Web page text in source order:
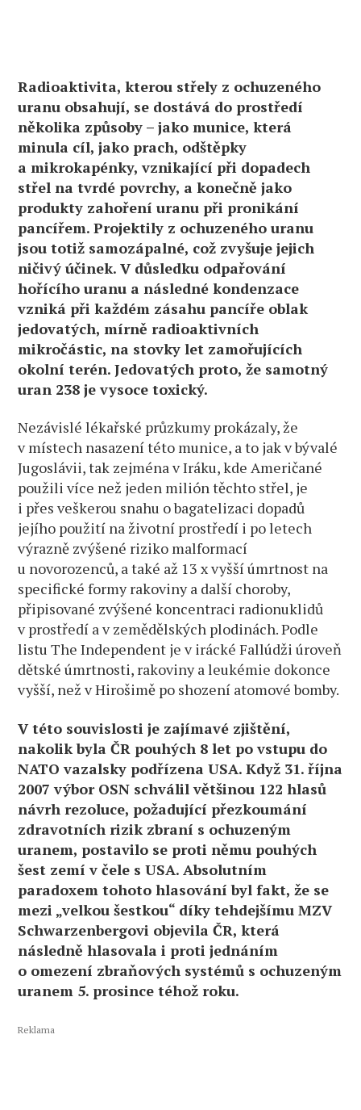
Radioaktivita, kterou střely z ochuzeného
uranu obsahují, se dostává do prostředí
několika způsoby – jako munice, která
minula cíl, jako prach, odštěpky
a mikrokapénky, vznikající při dopadech
střel na tvrdé povrchy, a konečně jako
produkty zahoření uranu při pronikání
pancířem. Projektily z ochuzeného uranu
jsou totiž samozápalné, což zvyšuje jejich
ničivý účinek. V důsledku odpařování
hořícího uranu a následné kondenzace
vzniká při každém zásahu pancíře oblak
jedovatých, mírně radioaktivních
mikročástic, na stovky let zamořujících
okolní terén. Jedovatých proto, že samotný
uran 238 je vysoce toxický.
Nezávislé lékařské průzkumy prokázaly, že
v místech nasazení této munice, a to jak v bývalé
Jugoslávii, tak zejména v Iráku, kde Američané
použili více než jeden milión těchto střel, je
i přes veškerou snahu o bagatelizaci dopadů
jejího použití na životní prostředí i po letech
výrazně zvýšené riziko malformací
u novorozenců, a také až 13 x vyšší úmrtnost na
specifické formy rakoviny a další choroby,
připisované zvýšené koncentraci radionuklidů
v prostředí a v zemědělských plodinách. Podle
listu The Independent je v irácké Fallúdži úroveň
dětské úmrtnosti, rakoviny a leukémie dokonce
vyšší, než v Hirošimě po shození atomové bomby.
V této souvislosti je zajímavé zjištění,
nakolik byla ČR pouhých 8 let po vstupu do
NATO vazalsky podřízena USA. Když 31. října
2007 výbor OSN schválil většinou 122 hlasů
návrh rezoluce, požadující přezkoumání
zdravotních rizik zbraní s ochuzeným
uranem, postavilo se proti němu pouhých
šest zemí v čele s USA. Absolutním
paradoxem tohoto hlasování byl fakt, že se
mezi „velkou šestkou“ díky tehdejšímu MZV
Schwarzenbergovi objevila ČR, která
následně hlasovala i proti jednáním
o omezení zbraňových systémů s ochuzeným
uranem 5. prosince téhož roku.
Reklama